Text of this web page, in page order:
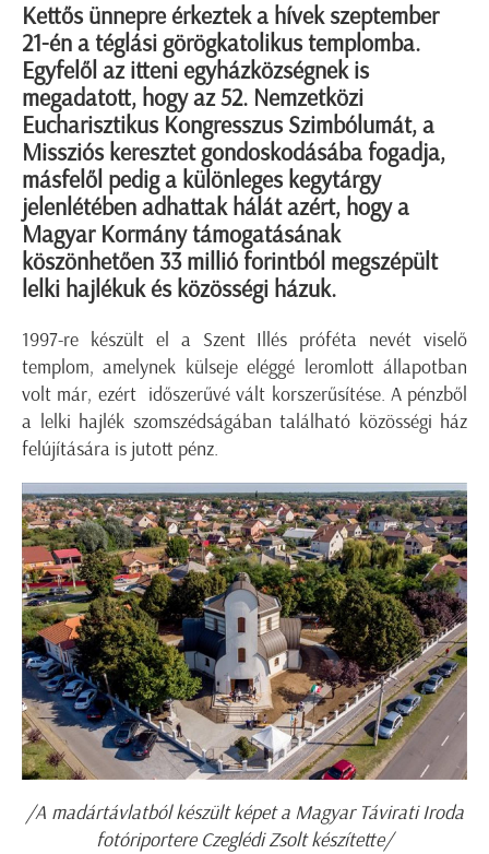
Kettős ünnepre érkeztek a hívek szeptember
21-én a téglási görögkatolikus templomba.
Egyfelől az itteni egyházközségnek is
megadatott, hogy az 52. Nemzetközi
Eucharisztikus Kongresszus Szimbólumát, a
Missziós keresztet gondoskodásába fogadja,
másfelől pedig a különleges kegytárgy
jelenlétében adhattak hálát azért, hogy a
Magyar Kormány támogatásának
köszönhetően 33 millió forintból megszépült
lelki hajlékuk és közösségi házuk.
1997-re készült el a Szent Illés próféta nevét viselő
templom, amelynek külseje eléggé leromlott állapotban
volt már, ezért időszerűvé vált korszerűsítése. A pénzből
a lelki hajlék szomszédságában található közösségi ház
felújítására is jutott pénz.
/A madártávlatból készült képet a Magyar Távirati Iroda
fotóriportere Czeglédi Zsolt készítette/